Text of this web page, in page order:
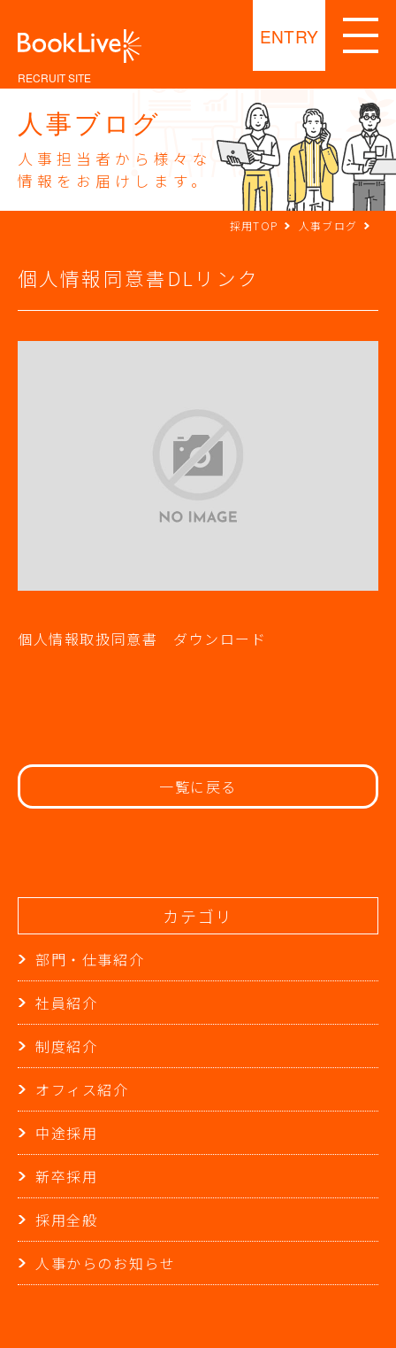
RECRUIT SITE
ENTRY
人事ブログ
人事担当者から様々な
情報をお届けします。
採用TOP 人事ブログ
カテゴリ
部門・仕事紹介
社員紹介
制度紹介
オフィス紹介
中途採用
新卒採用
採用全般
人事からのお知らせ
個人情報同意書DLリンク
個人情報取扱同意書 ダウンロード
一覧に戻る